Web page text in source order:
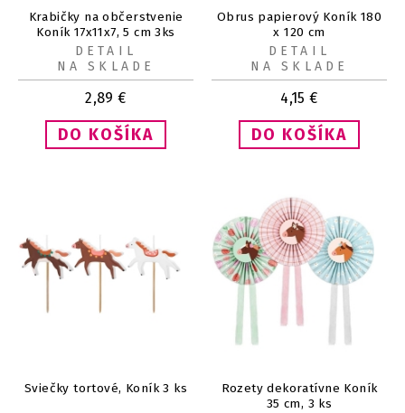
Krabičky na občerstvenie
Koník 17x11x7, 5 cm 3ks
2,89 €
DETAIL
NA SKLADE
Obrus papierový Koník 180
x 120 cm
4,15 €
DETAIL
NA SKLADE
Sviečky tortové, Koník 3 ks
Rozety dekoratívne Koník
35 cm, 3 ks